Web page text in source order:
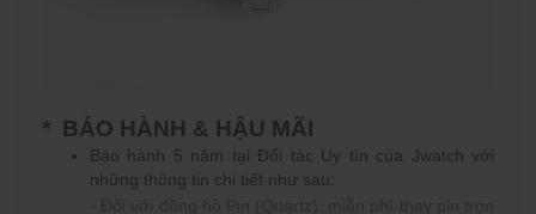
* BẢO HÀNH & HẬU MÃI
Bảo hành 5 năm tại Đối tác Uy tín của Jwatch với
những thông tin chi tiết như sau: